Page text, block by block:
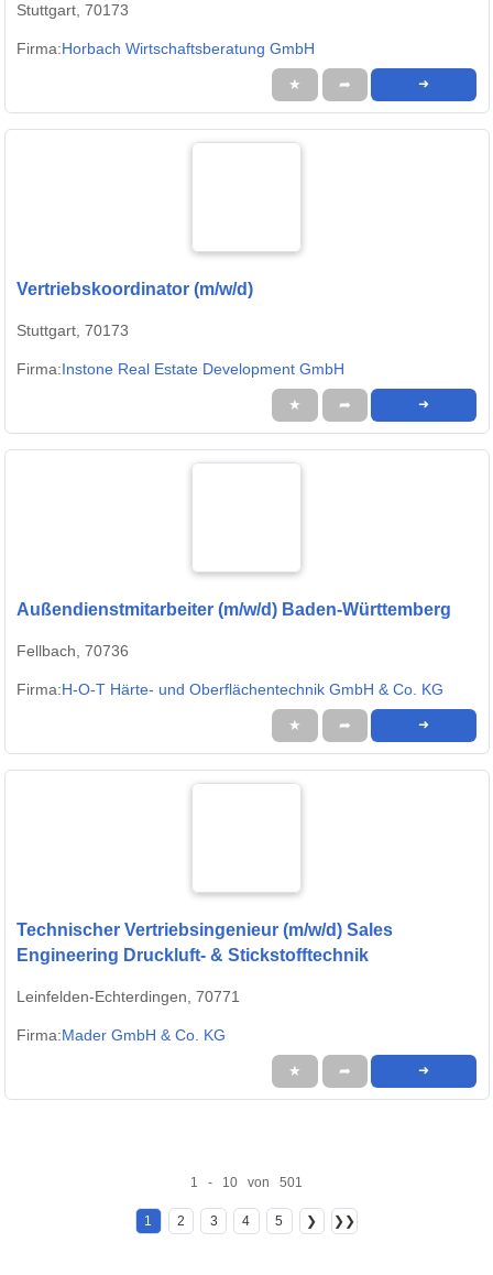
Stuttgart, 70173
Firma:Horbach Wirtschaftsberatung GmbH
★ ➦ ➜
Vertriebskoordinator (m/w/d)
Stuttgart, 70173
Firma:Instone Real Estate Development GmbH
★ ➦ ➜
Außendienstmitarbeiter (m/w/d) Baden-Württemberg
Fellbach, 70736
Firma:H-O-T Härte- und Oberflächentechnik GmbH & Co. KG
★ ➦ ➜
Technischer Vertriebsingenieur (m/w/d) Sales
Engineering Druckluft- & Stickstofftechnik
Leinfelden-Echterdingen, 70771
Firma:Mader GmbH & Co. KG
★ ➦ ➜
1 - 10 von 501
1 2 3 4 5 ❯ ❯❯